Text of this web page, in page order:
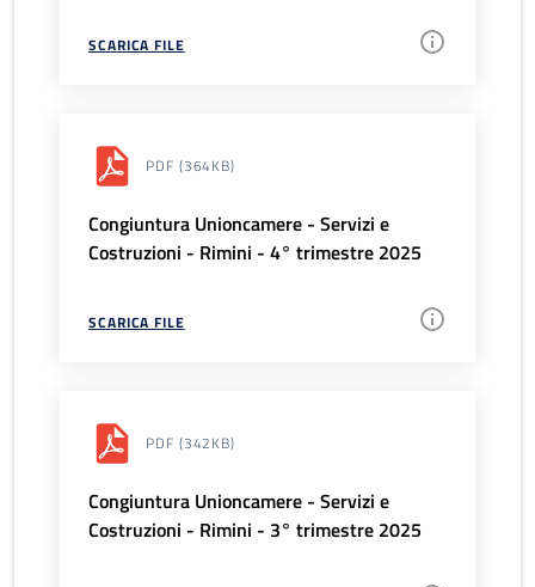
SCARICA FILE
PDF (364KB)
Congiuntura Unioncamere - Servizi e
Costruzioni - Rimini - 4° trimestre 2025
SCARICA FILE
PDF (342KB)
Congiuntura Unioncamere - Servizi e
Costruzioni - Rimini - 3° trimestre 2025